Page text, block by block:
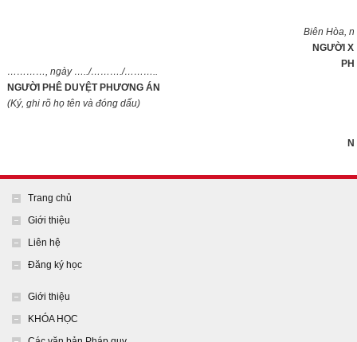
…………, ngày …../………./………..
NGƯỜI PHÊ DUYỆT PHƯƠNG ÁN
(Ký, ghi rõ họ tên và đóng dấu)
Biên Hòa,
NGƯỜI
Trang chủ
Giới thiệu
Liên hệ
Đăng ký học
Giới thiệu
KHÓA HỌC